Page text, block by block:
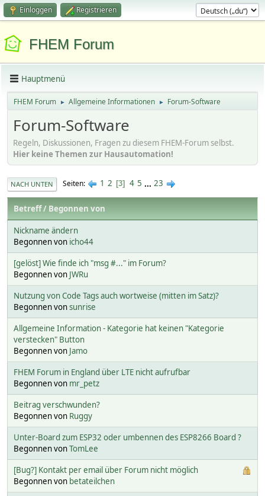
Einloggen Registrieren
FHEM Forum
Hauptmenü
FHEM Forum ► Allgemeine Informationen ► Forum-Software
Forum-Software
Regeln, Diskussionen, Fragen zu diesem FHEM-Forum selbst.
Hier keine Themen zur Hausautomation!
NACH UNTEN Seiten 1 2 3 4 5 ... 23
Betreff/ Begonnen von
Nickname ändern
Begonnen von icho44
[gelöst] Wie finde ich "msg #..." im Forum?
Begonnen von JWRu
Nutzung von Code Tags auch wortweise (mitten im Satz)?
Begonnen vonsunrise
Allgemeine Information - Kategorie hat keinen "Kategorie
verstecken" Button
Begonnen von Jamo
FHEM Forum in England über LTE nicht aufrufbar
Begonnen von mr_petz
Beitrag verschwunden?
Begonnen von Ruggy
Unter-Board zum ESP32 oder umbennen des ESP8266 Board ?
Begonnen vonTomLee
[Bug?] Kontakt per email über Forum nicht möglich
Begonnen von betateilchen